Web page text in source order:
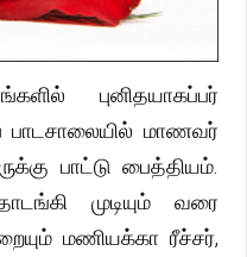
புனிதயாகப்பர்
பாடசாலையில் மாணவர்
பாட்டு பைத்தியம்.
முடியும் வரை
மணியக்கா ரீச்சர்,